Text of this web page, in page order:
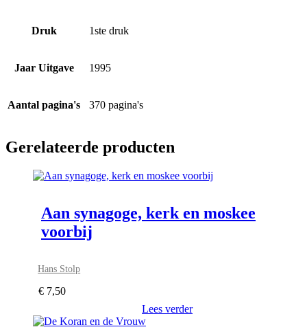
Druk 1ste druk
Jaar Uitgave 1995
Aantal pagina's 370 pagina's
Gerelateerde producten
Aan synagoge, kerk en moskee
voorbij
Hans Stolp
€ 7,50
Lees verder